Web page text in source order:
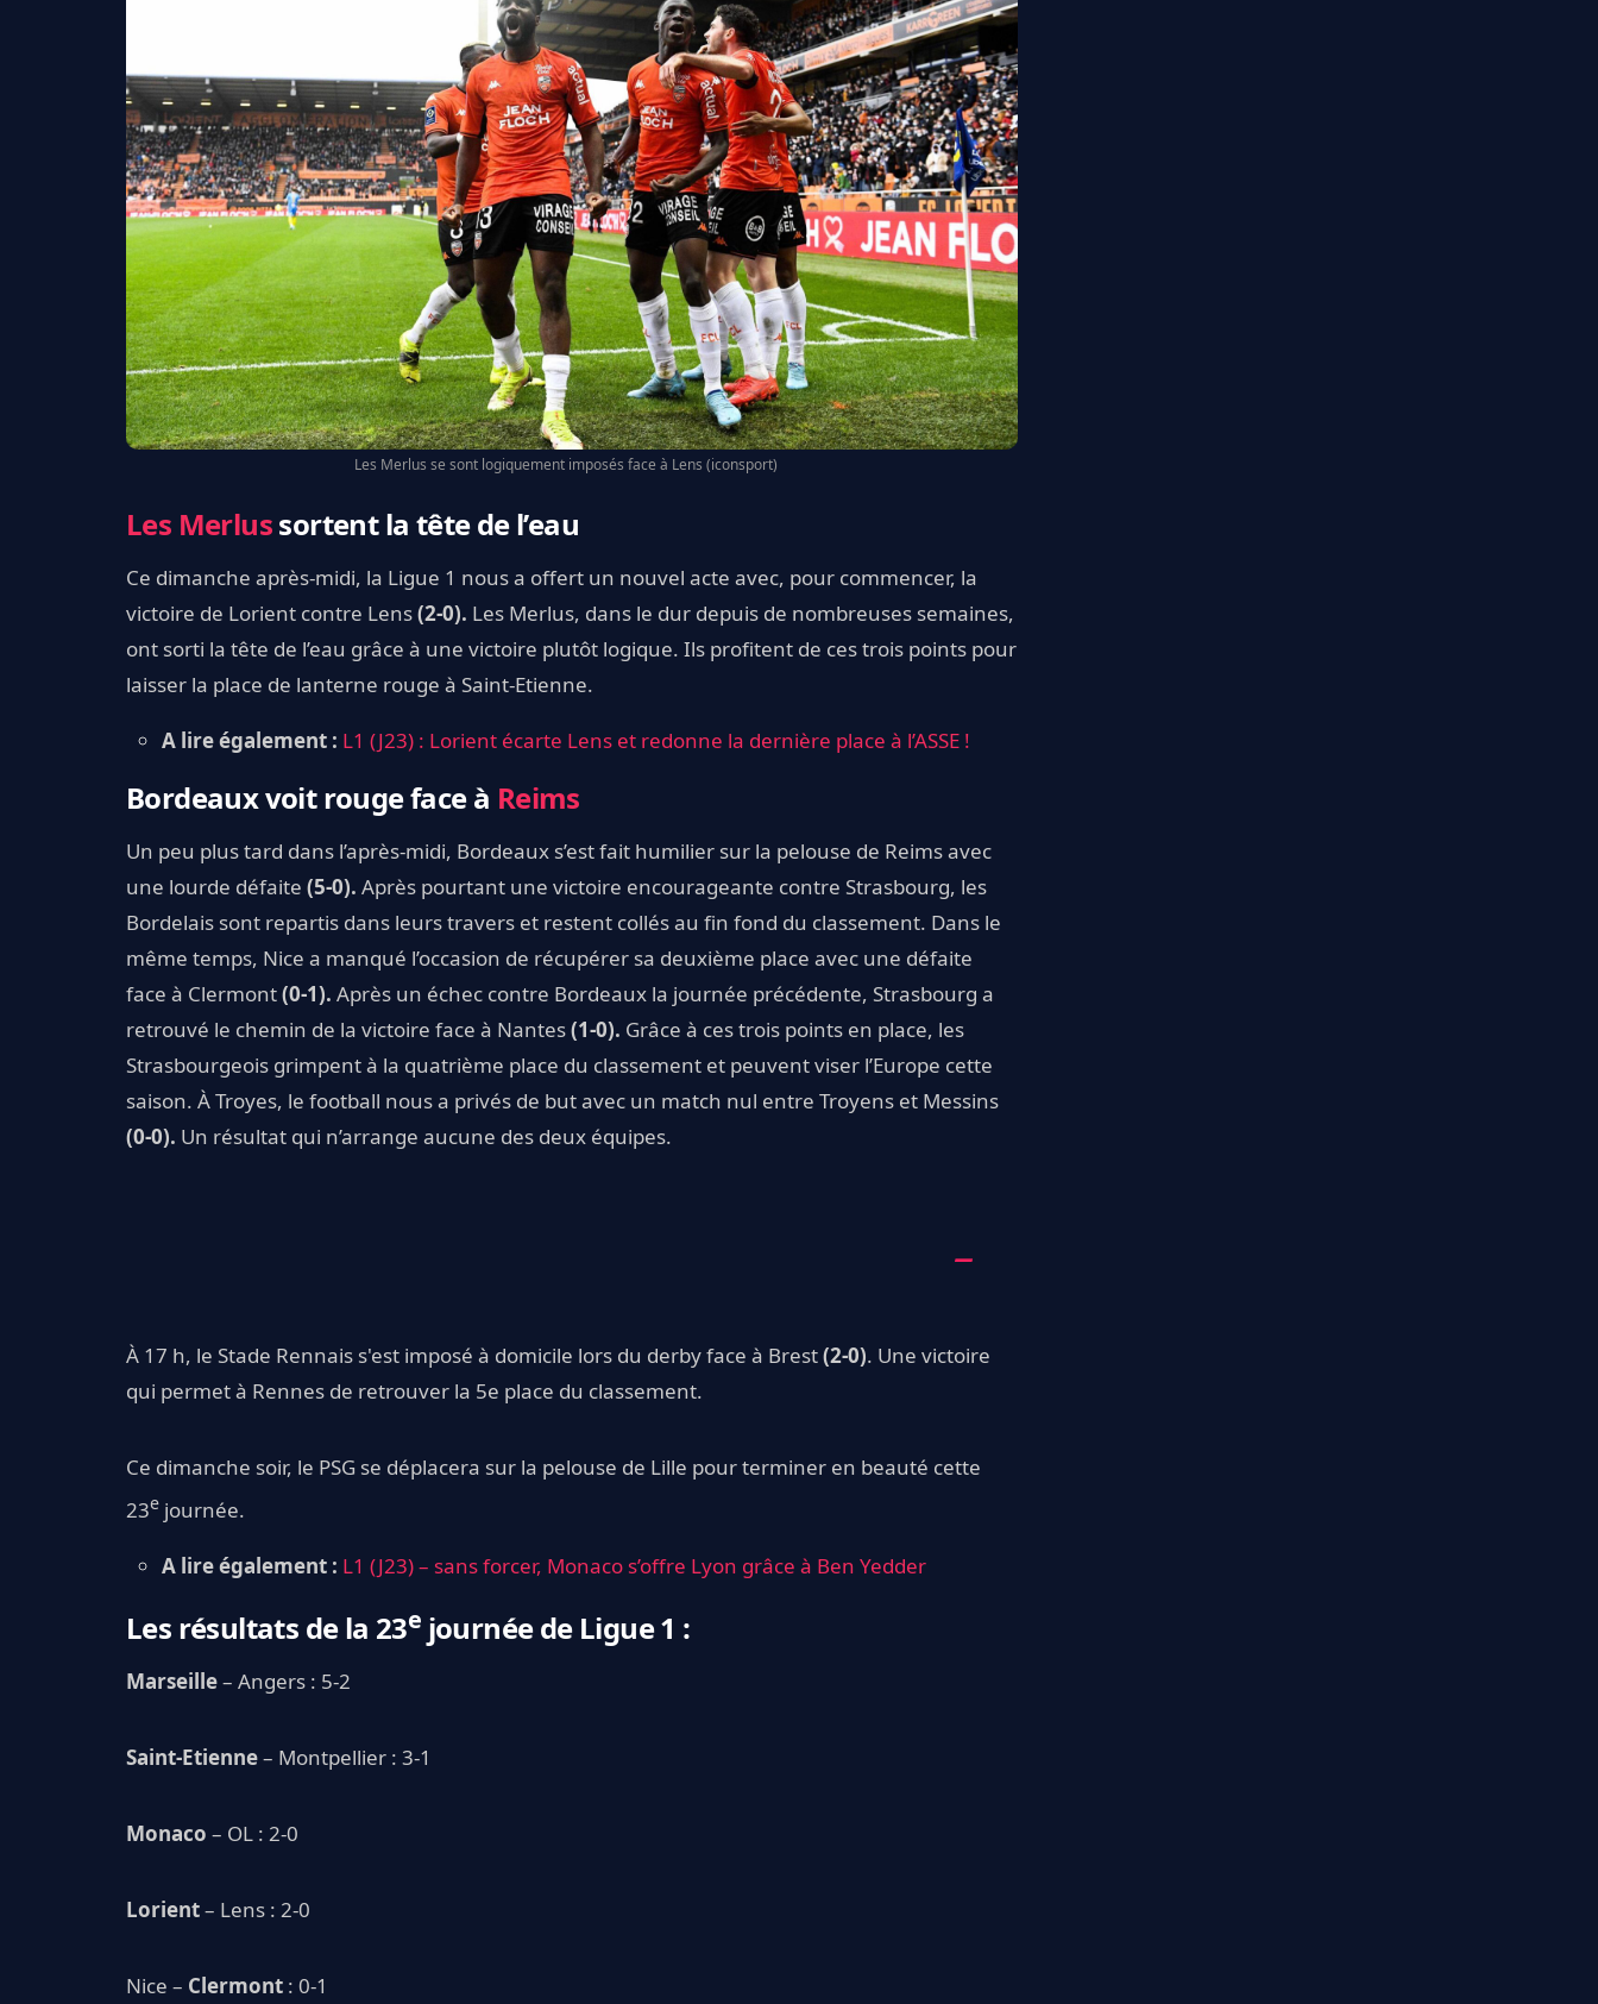
Les Merlus se sont logiquement imposés face à Lens (iconsport)
Les Merlussortent la tête de l’eau
Ce dimanche après-midi, la Ligue 1 nous a offert un nouvel acte avec, pour commencer, la
victoire de Lorient contre Lens(2-0). Les Merlus, dans le dur depuis de nombreuses semaines,
ont sorti la tête de l’eau grâce à une victoire plutôt logique. Ils profitent de ces trois points pour
laisser la place de lanterne rouge à Saint-Etienne.
A lire également : L1 (J23) : Lorient écarte Lens et redonne la dernière place à l’ASSE !
Bordeaux voit rouge face à Reims
Un peu plus tard dans l’après-midi, Bordeaux s’est fait humilier sur la pelouse de Reims avec
une lourde défaite (5-0). Après pourtant une victoire encourageante contre Strasbourg, les
Bordelais sont repartis dans leurs travers et restent collés au fin fond du classement. Dans le
même temps, Nice a manqué l’occasion de récupérer sa deuxième place avec une défaite
face à Clermont(0-1). Après un échec contre Bordeaux la journée précédente, Strasbourg a
retrouvé le chemin de la victoire face à Nantes(1-0). Grâce à ces trois points en place, les
Strasbourgeois grimpent à la quatrième place du classement et peuvent viser l’Europe cette
saison. À Troyes, le football nous a privés de but avec un match nul entre Troyens et Messins
(0-0). Un résultat qui n’arrange aucune des deux équipes.
À 17 h, le Stade Rennais s'est imposé à domicile lors du derby face à Brest(2-0). Une victoire
qui permet à Rennes de retrouver la 5e place du classement.
Ce dimanche soir, le PSG se déplacera sur la pelouse de Lille pour terminer en beauté cette
23e journée.
A lire également : L1 (J23) – sans forcer, Monaco s’offre Lyon grâce à Ben Yedder
Les résultats de la 23e journée de Ligue 1 :
Marseille– Angers : 5-2
Saint-Etienne– Montpellier : 3-1
Monaco – OL : 2-0
Lorient– Lens : 2-0
Nice – Clermont : 0-1